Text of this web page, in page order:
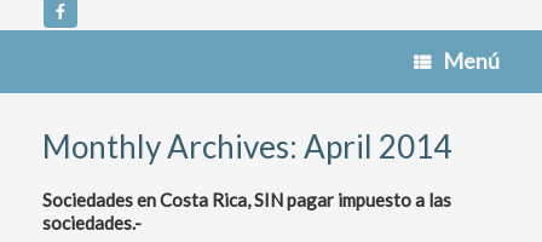
Menú
Monthly Archives: April 2014
Sociedades en Costa Rica, SIN pagar impuesto a las
sociedades.-